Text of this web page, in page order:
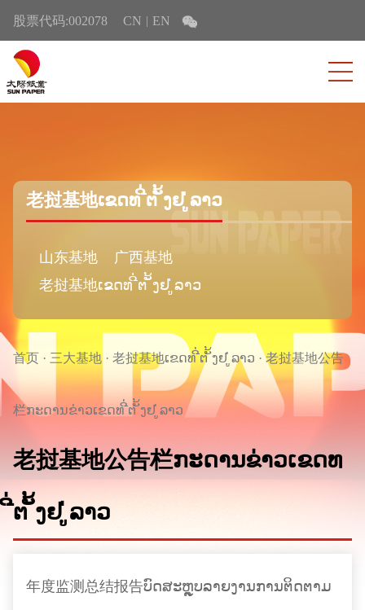
股票代码:002078 CN EN
老挝基地ເຂດທ ີ່ຕ ັ້ງຢ ູ່ລາວ
山东基地
广西基地
老挝基地ເຂດທ ີ່ຕ ັ້ງຢ ູ່ລາວ
首页 · 三大基地 · 老挝基地ເຂດທ ີ່ຕ ັ້ງຢ ູ່ລາວ ·老挝基地公告
栏ກະດານຂ່າວເຂດທ ີ່ຕ ັ້ງຢ ູ່ລາວ
老挝基地公告栏ກະດານຂ່າວເຂດທ
ີ່ຕ ັ້ງຢ ູ່ລາວ
年度监测总结报告ບົດສະຫຼຸບລາຍງານການຕິດຕາມ